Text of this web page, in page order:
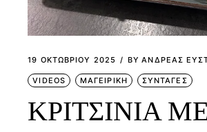
19 ΟΚΤΩΒΡΊΟΥ 2025 BY ΑΝΔΡΕΑΣ
VIDEOS ΜΑΓΕΙΡΙΚΗ ΣΥΝΤΑΓΕΣ
ΚΡΙΤΣΙΝΙΑ